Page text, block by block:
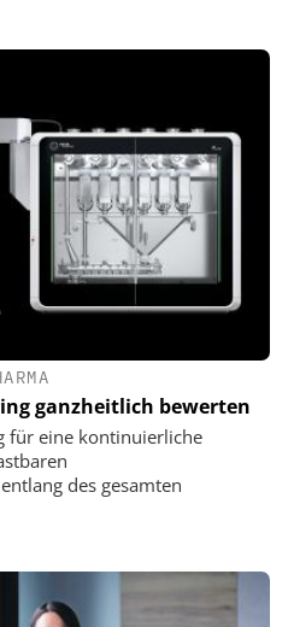
ganzheitlich bewerten
für eine kontinuierliche
des gesamten